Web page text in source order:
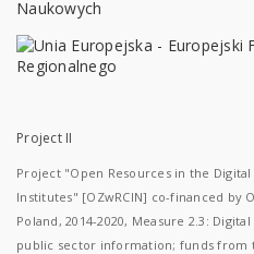
Project II
Project "Open Resources in the
Institutes" [OZwRCIN] co-financed by
Poland, 2014-2020, Measure 2.3:
public sector information; funds from